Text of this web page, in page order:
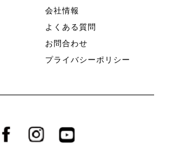
会社情報
よくある質問
お問合わせ
プライバシーポリシー